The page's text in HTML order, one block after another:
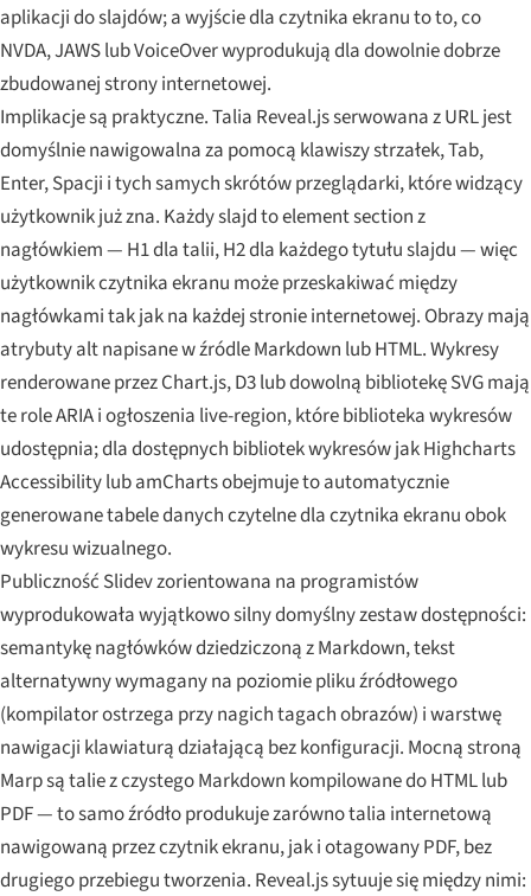
aplikacji do slajdów; a wyjście dla czytnika ekranu to to, co
NVDA, JAWS lub VoiceOver wyprodukują dla dowolnie dobrze
zbudowanej strony internetowej.
Implikacje są praktyczne. Talia Reveal.js serwowana z URL jest
domyślnie nawigowalna za pomocą klawiszy strzałek, Tab,
Enter, Spacji i tych samych skrótów przeglądarki, które widzący
użytkownik już zna. Każdy slajd to element section z
nagłówkiem — H1 dla talii, H2 dla każdego tytułu slajdu — więc
użytkownik czytnika ekranu może przeskakiwać między
nagłówkami tak jak na każdej stronie internetowej. Obrazy mają
atrybuty alt napisane w źródle Markdown lub HTML. Wykresy
renderowane przez Chart.js, D3 lub dowolną bibliotekę SVG mają
te role ARIA i ogłoszenia live-region, które biblioteka wykresów
udostępnia; dla dostępnych bibliotek wykresów jak Highcharts
Accessibility lub amCharts obejmuje to automatycznie
generowane tabele danych czytelne dla czytnika ekranu obok
wykresu wizualnego.
Publiczność Slidev zorientowana na programistów
wyprodukowała wyjątkowo silny domyślny zestaw dostępności:
semantykę nagłówków dziedziczoną z Markdown, tekst
alternatywny wymagany na poziomie pliku źródłowego
(kompilator ostrzega przy nagich tagach obrazów) i warstwę
nawigacji klawiaturą działającą bez konfiguracji. Mocną stroną
Marp są talie z czystego Markdown kompilowane do HTML lub
PDF — to samo źródło produkuje zarówno talia internetową
nawigowaną przez czytnik ekranu, jak i otagowany PDF, bez
drugiego przebiegu tworzenia. Reveal.js sytuuje się między nimi: